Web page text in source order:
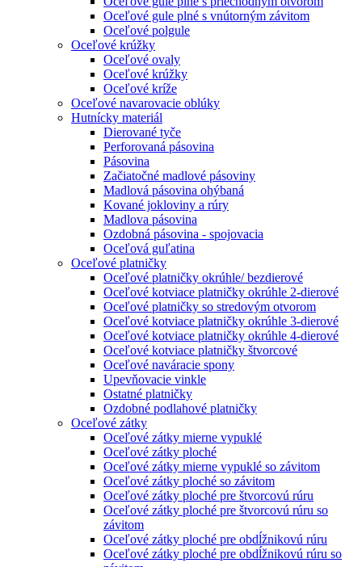
Oceľové gule plné s vnútorným závitom
Oceľové polgule
Oceľové krúžky
Oceľové ovaly
Oceľové krúžky
Oceľové kríže
Oceľové navarovacie oblúky
Hutnícky materiál
Dierované tyče
Perforovaná pásovina
Pásovina
Začiatočné madlové pásoviny
Madlová pásovina ohýbaná
Kované jokloviny a rúry
Madlova pásovina
Ozdobná pásovina - spojovacia
Oceľová guľatina
Oceľové platničky
Oceľové platničky okrúhle/ bezdierové
Oceľové kotviace platničky okrúhle 2-dierové
Oceľové platničky so stredovým otvorom
Oceľové kotviace platničky okrúhle 3-dierové
Oceľové kotviace platničky okrúhle 4-dierové
Oceľové kotviace platničky štvorcové
Oceľové naváracie spony
Upevňovacie vinkle
Ostatné platničky
Ozdobné podlahové platničky
Oceľové zátky
Oceľové zátky mierne vypuklé
Oceľové zátky ploché
Oceľové zátky mierne vypuklé so závitom
Oceľové zátky ploché so závitom
Oceľové zátky ploché pre štvorcovú rúru
Oceľové zátky ploché pre štvorcovú rúru so
závitom
Oceľové zátky ploché pre obdĺžnikovú rúru
Oceľové zátky ploché pre obdĺžnikovú rúru so